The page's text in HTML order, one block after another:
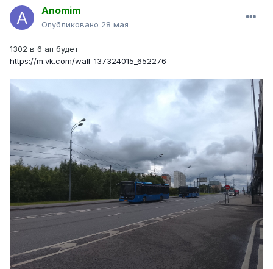
Anomim
Опубликовано 28 мая
1302 в 6 ап будет
https://m.vk.com/wall-137324015_652276